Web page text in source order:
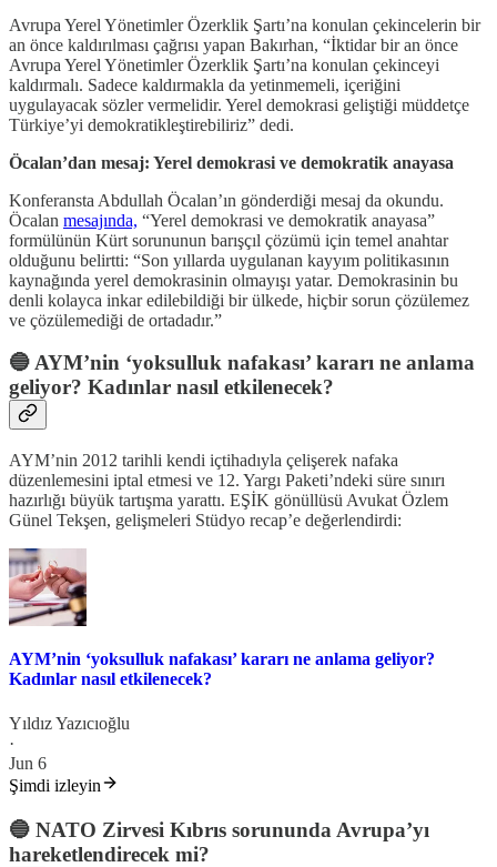
Avrupa Yerel Yönetimler Özerklik Şartı’na konulan çekincelerin bir
an önce kaldırılması çağrısı yapan Bakırhan, “İktidar bir an önce
Avrupa Yerel Yönetimler Özerklik Şartı’na konulan çekinceyi
kaldırmalı. Sadece kaldırmakla da yetinmemeli, içeriğini
uygulayacak sözler vermelidir. Yerel demokrasi geliştiği müddetçe
Türkiye’yi demokratikleştirebiliriz” dedi.
Öcalan’dan mesaj: Yerel demokrasi ve demokratik anayasa
Konferansta Abdullah Öcalan’ın gönderdiği mesaj da okundu.
Öcalan mesajında, “Yerel demokrasi ve demokratik anayasa”
formülünün Kürt sorununun barışçıl çözümü için temel anahtar
olduğunu belirtti: “Son yıllarda uygulanan kayyım politikasının
kaynağında yerel demokrasinin olmayışı yatar. Demokrasinin bu
denli kolayca inkar edilebildiği bir ülkede, hiçbir sorun çözülemez
ve çözülemediği de ortadadır.”
🔵 AYM’nin ‘yoksulluk nafakası’ kararı ne anlama
geliyor? Kadınlar nasıl etkilenecek?
AYM’nin 2012 tarihli kendi içtihadıyla çelişerek nafaka
düzenlemesini iptal etmesi ve 12. Yargı Paketi’ndeki süre sınırı
hazırlığı büyük tartışma yarattı. EŞİK gönüllüsü Avukat Özlem
Günel Tekşen, gelişmeleri Stüdyo recap’e değerlendirdi:
AYM’nin ‘yoksulluk nafakası’ kararı ne anlama geliyor?
Kadınlar nasıl etkilenecek?
Yıldız Yazıcıoğlu
·
Jun 6
Şimdi izleyin
🔵 NATO Zirvesi Kıbrıs sorununda Avrupa’yı
hareketlendirecek mi?